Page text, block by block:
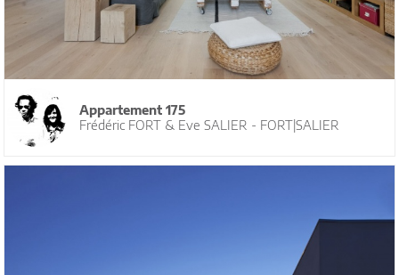
Appartement 175
Frédéric FORT & Eve SALIER - FORT|SALIER